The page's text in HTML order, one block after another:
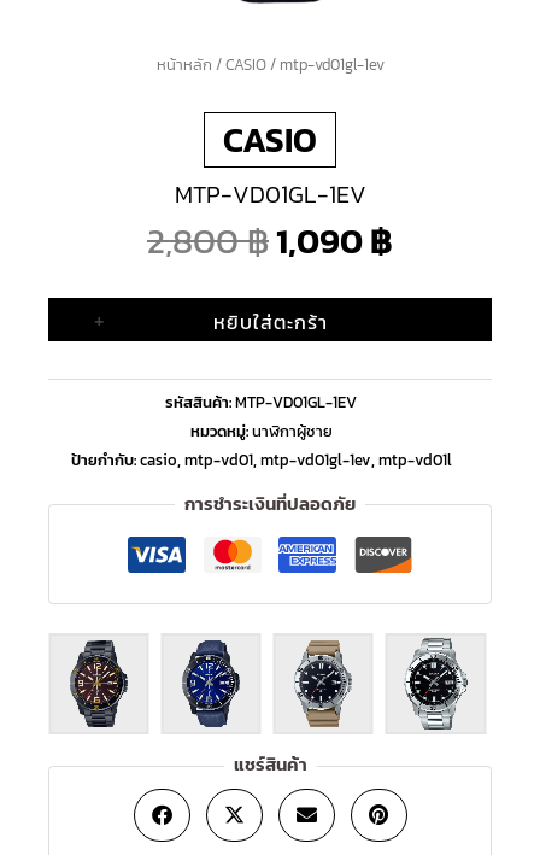
หน้าหลัก /CASIO/ mtp-vd01gl-1ev
CASIO
MTP-VD01GL-1EV
2,800฿
Original
price
was:
1,090฿
+ หยิบใส่ตะกร้า
รหัสสินค้า:MTP-VD01GL-1EV
หมวดหมู่:นาฬิกาผู้ชาย
ป้ายกำกับ:casio,mtp-vd01,mtp-vd01gl-1ev,mtp-vd01l
การชำระเงินที่ปลอดภัย
แชร์สินค้า